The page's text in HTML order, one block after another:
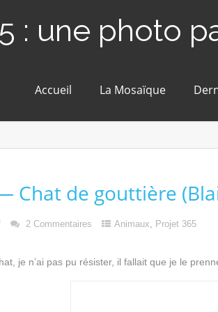
: une photo
Accueil La Mosaïque
Chat de gouttière
2 Commentaires Animaux, Projet 365
je n’ai pas pu résister, il fallait que je le